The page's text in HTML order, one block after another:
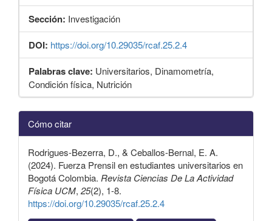
Sección: Investigación
DOI: https://doi.org/10.29035/rcaf.25.2.4
Palabras clave: Universitarios, Dinamometría,
Condición física, Nutrición
Detalles
del
artículo
Cómo citar
Rodrigues-Bezerra, D., & Ceballos-Bernal, E. A.
(2024). Fuerza Prensil en estudiantes universitarios en
Bogotá Colombia. Revista Ciencias De La Actividad
Física UCM, 25(2), 1-8.
https://doi.org/10.29035/rcaf.25.2.4